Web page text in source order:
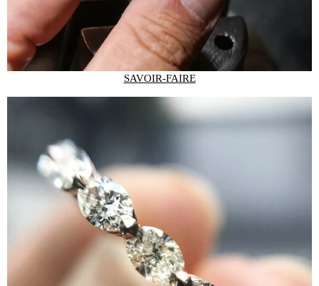
SAVOIR-FAIRE